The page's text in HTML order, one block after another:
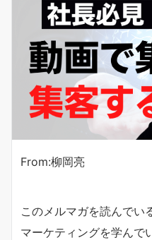
From:柳岡亮
このメルマガを読んでい
マーケティングを学んで